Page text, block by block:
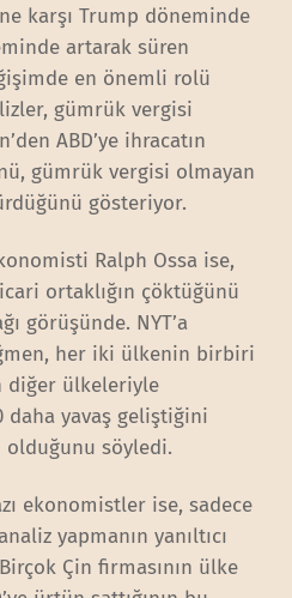
karşı Trump döneminde
artarak süren
en önemli rolü
gümrük vergisi
ABD’ye ihracatın
gümrük vergisi olmayan
gösteriyor.
Ralph Ossa ise,
ortaklığın çöktüğünü
görüşünde. NYT’a
her iki ülkenin birbiri
diğer ülkeleriyle
daha yavaş geliştiğini
söyledi.
ekonomistler ise, sadece
yapmanın yanıltıcı
Çin firmasının ülke